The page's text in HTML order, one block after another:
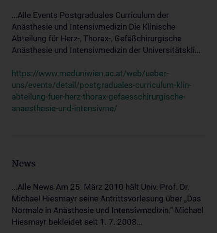
...Alle Events Postgraduales Curriculum der
Anästhesie und Intensivmedizin Die Klinische
Abteilung für Herz-, Thorax-, Gefäßchirurgische
Anästhesie und Intensivmedizin der Universitätskli...
https://www.meduniwien.ac.at/web/ueber-
uns/events/detail/postgraduales-curriculum-klin-
abteilung-fuer-herz-thorax-gefaesschirurgische-
anaesthesie-und-intensivme/
News
...Alle News Am 25. März 2010 hält Univ. Prof. Dr.
Michael Hiesmayr seine Antrittsvorlesung über „Das
Normale in Anästhesie und Intensivmedizin.“ Michael
Hiesmayr bekleidet seit 1. 7. 2008...